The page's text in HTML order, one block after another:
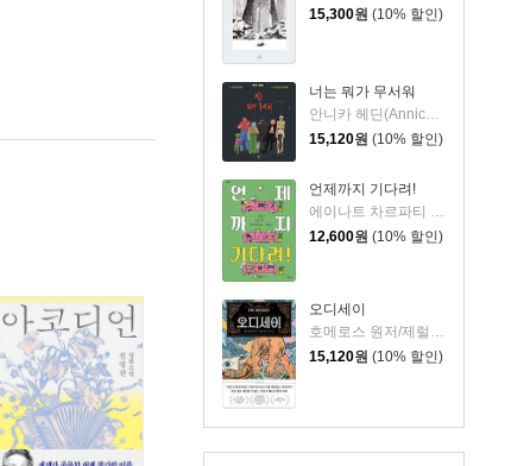
15,300원 (10% 할인)
너는 뭐가 무서워
15,120원 (10% 할인)
언제까지 기다려!
에이나트 차르파티 글그림/정재원 역
12,600원 (10% 할인)
오디세이
호메로스 원저/제럴딘 매코크런 글/김재용 역/장시은 감수
15,120원 (10% 할인)